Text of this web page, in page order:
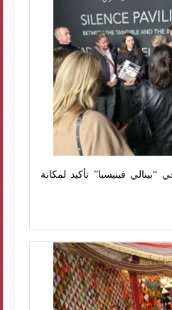
“بينالي فينيسيا” تأكيد لمكانة